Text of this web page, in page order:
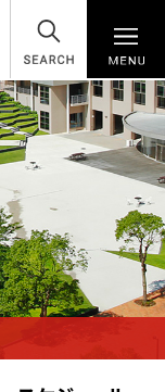
SEARCH